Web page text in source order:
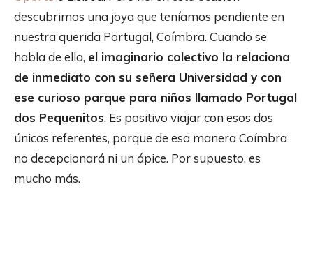
descubrimos una joya que teníamos pendiente en
nuestra querida Portugal, Coímbra. Cuando se
habla de ella, el imaginario colectivo la relaciona
de inmediato con su señera Universidad y con
ese curioso parque para niños llamado Portugal
dos Pequenitos. Es positivo viajar con esos dos
únicos referentes, porque de esa manera Coímbra
no decepcionará ni un ápice. Por supuesto, es
mucho más.